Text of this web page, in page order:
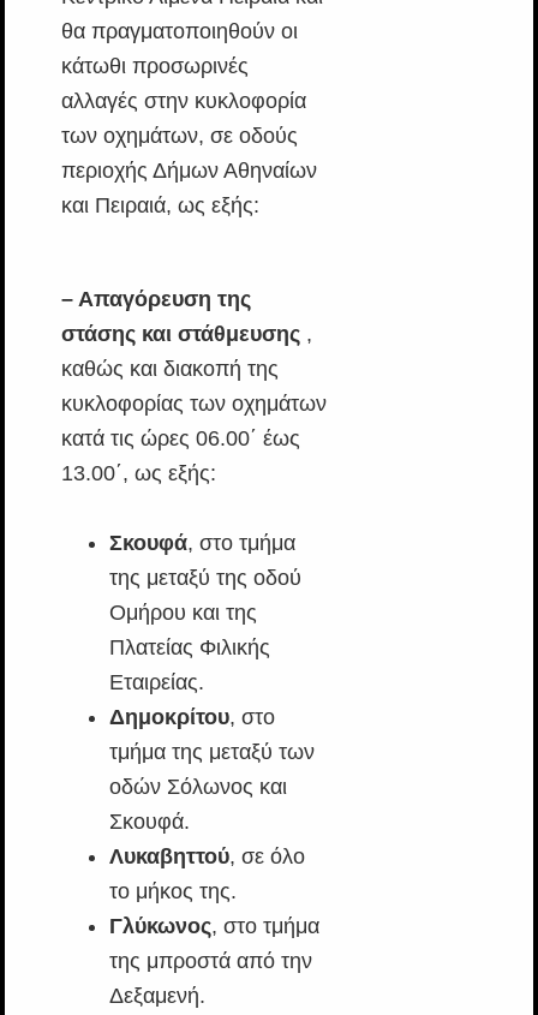
θα πραγματοποιηθούν οι
κάτωθι προσωρινές
αλλαγές στην κυκλοφορία
των οχημάτων, σε οδούς
περιοχής Δήμων Αθηναίων
και Πειραιά, ως εξής:
– Απαγόρευση της
στάσης και στάθμευσης,
καθώς και διακοπή της
κυκλοφορίας των οχημάτων
κατά τις ώρες 06.00΄ έως
13.00΄, ως εξής:
Σκουφά, στο τμήμα
της μεταξύ της οδού
Ομήρου και της
Πλατείας Φιλικής
Εταιρείας.
Δημοκρίτου, στο
τμήμα της μεταξύ των
οδών Σόλωνος και
Σκουφά.
Λυκαβηττού, σε όλο
το μήκος της.
Γλύκωνος, στο τμήμα
της μπροστά από την
Δεξαμενή.